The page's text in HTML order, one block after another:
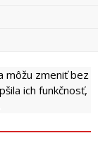
môžu zmeniť bez
ich funkčnosť,